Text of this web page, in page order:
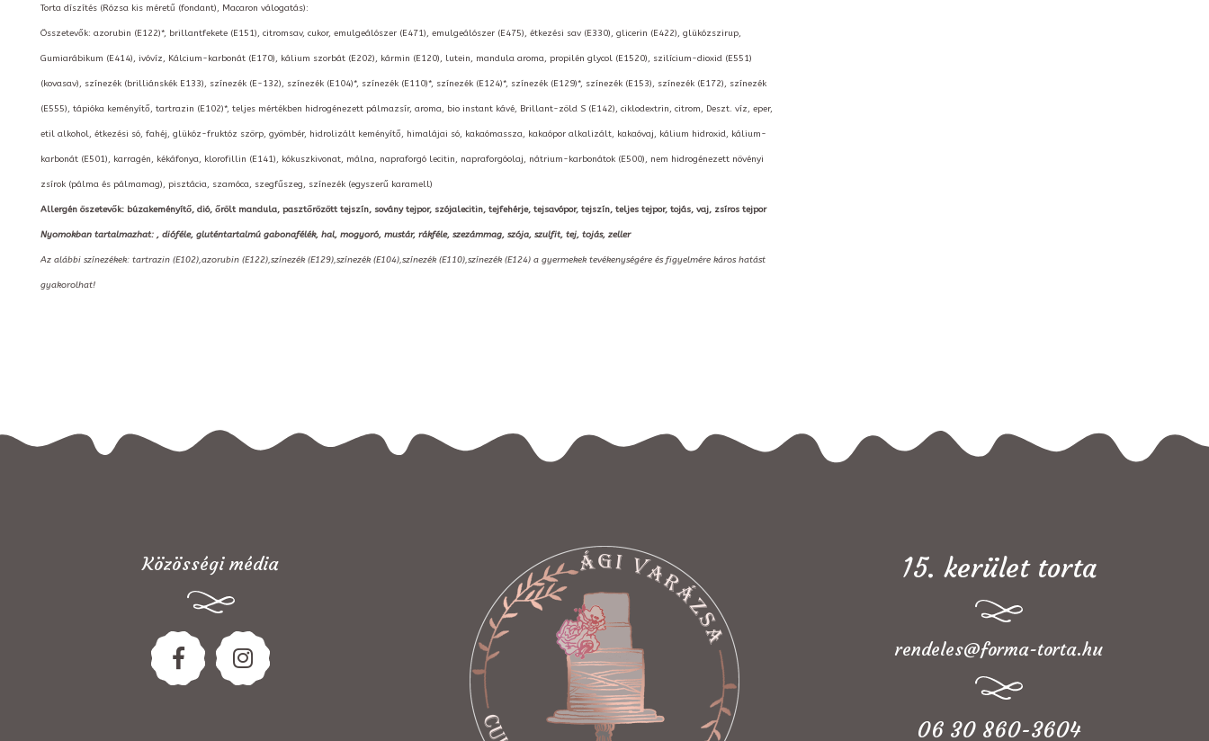
Torta díszítés (Rózsa kis méretű (fondant), Macaron válogatás):
Összetevők: azorubin (E122)*, brillantfekete (E151), citromsav, cukor, emulgeálószer (E471), emulgeálószer (E475), étkezési sav (E330), glicerin (E422), glükózszirup,
Gumiarábikum (E414), ivóvíz, Kálcium-karbonát (E170), kálium szorbát (E202), kármin (E120), lutein, mandula aroma, propilén glycol (E1520), szilícium-dioxid (E551)
(kovasav), színezék (brilliánskék E133), színezék (E-132), színezék (E104)*, színezék (E110)*, színezék (E124)*, színezék (E129)*, színezék (E153), színezék (E172), színezék
(E555), tápióka keményítő, tartrazin (E102)*, teljes mértékben hidrogénezett pálmazsír, aroma, bio instant kávé, Brillant-zöld S (E142), ciklodextrin, citrom, Deszt. víz, eper,
etil alkohol, étkezési só, fahéj, glükóz-fruktóz szörp, gyömbér, hidrolizált keményítő, himalájai só, kakaómassza, kakaópor alkalizált, kakaóvaj, kálium hidroxid, kálium-
karbonát (E501), karragén, kékáfonya, klorofillin (E141), kókuszkivonat, málna, napraforgó lecitin, napraforgóolaj, nátrium-karbonátok (E500), nem hidrogénezett növényi
zsírok (pálma és pálmamag), pisztácia, szamóca, szegfűszeg, színezék (egyszerű karamell)
Allergén öszetevők: búzakeményítő, dió, őrölt mandula, pasztőrözött tejszín, sovány tejpor, szójalecitin, tejfehérje, tejsavópor, tejszín, teljes tejpor, tojás, vaj, zsíros tejpor
Nyomokban tartalmazhat: , dióféle, gluténtartalmú gabonafélék, hal, mogyoró, mustár, rákféle, szezámmag, szója, szulfit, tej, tojás, zeller
Az alábbi színezékek: tartrazin (E102),azorubin (E122),színezék (E129),színezék (E104),színezék (E110),színezék (E124) a gyermekek tevékenységére és figyelmére káros hatást
gyakorolhat!
Közösségi média 15. kerület torta
rendeles@forma-torta.hu
06 30 860-3604